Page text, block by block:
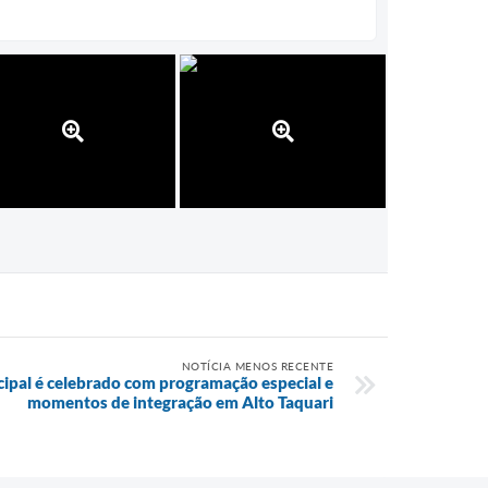
NOTÍCIA MENOS RECENTE
é celebrado com programação especial e
momentos de integração em Alto Taquari